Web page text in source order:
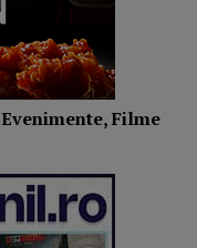
Evenimente, Filme